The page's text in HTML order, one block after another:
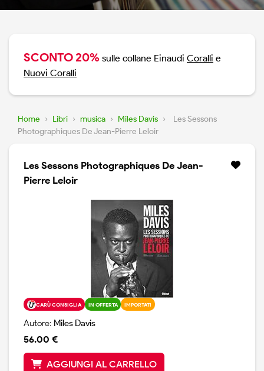
SCONTO 20% sulle collane Einaudi Coralli e
Nuovi Coralli
Home › Libri › musica › Miles Davis ›
Les Sessons
Photographiques De Jean-Pierre Leloir
Les Sessons Photographiques De Jean-
Pierre Leloir
CARÙ CONSIGLIA IN OFFERTA IMPORTATI
Autore: Miles Davis
56.00 €
AGGIUNGI AL CARRELLO